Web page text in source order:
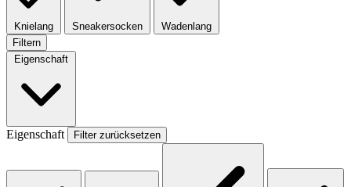
Knielang Sneakersocken
Wadenlang
Filtern
Eigenschaft
Eigenschaft Filter zurücksetzen